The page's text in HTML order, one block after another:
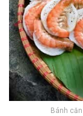
B‎‎á‎‎nh